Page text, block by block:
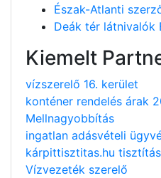
Észak-Atlanti
Deák tér látnivalók
Kiemelt
vízszerelő 16. kerület
konténer rendelés árak
Mellnagyobbítás
ingatlan adásvételi
kárpittisztitas.hu tisztítás
Vízvezeték szerelő